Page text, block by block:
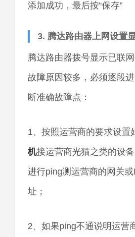
添加成功，最后按“保存”
3. 腾达路由器上网设置
腾达路由器拨号显示已联
故障原因较多，必须逐段
断准确故障点：
1、按照运营商的要求设置
机接运营商光猫之类的设
进行ping测运营商的网关
址；
2、如果ping不通说明运营